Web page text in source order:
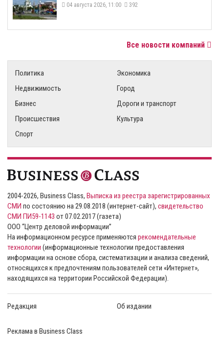
04 августа 2026, 11:00 392
Все новости компаний
Политика
Экономика
Недвижимость
Город
Бизнес
Дороги и транспорт
Происшествия
Культура
Спорт
2004-2026, Business Class, Выписка из реестра зарегистрированных
СМИ по состоянию на 29.08.2018 (интернет-сайт), свидетельство
СМИ ПИ59-1143 от 07.02.2017 (газета)
ООО “Центр деловой информации”
На информационном ресурсе применяются рекомендательные
технологии (информационные технологии предоставления
информации на основе сбора, систематизации и анализа сведений,
относящихся к предпочтениям пользователей сети «Интернет»,
находящихся на территории Российской Федерации).
Редакция Об издании
Реклама в Business Class